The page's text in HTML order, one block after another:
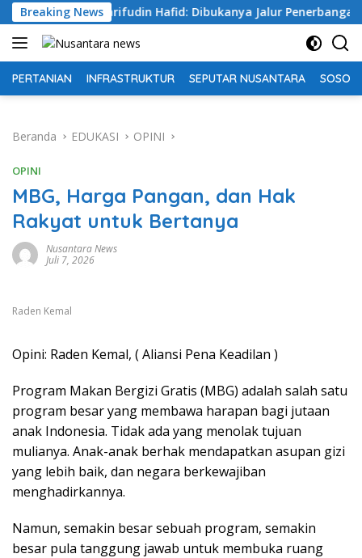
Langsung
ke
konten
Breaking News
Syarifudin Hafid: Dibukanya Jalur Penerbangan Langsung
PERTANIAN INFRASTRUKTUR SEPUTAR NUSANTARA SOSOK
Beranda EDUKASI OPINI
OPINI
MBG, Harga Pangan, dan Hak
Rakyat untuk Bertanya
Nusantara News
Juli 7, 2026
Raden Kemal
Opini: Raden Kemal, ( Aliansi Pena Keadilan )
Program Makan Bergizi Gratis (MBG) adalah salah satu
program besar yang membawa harapan bagi jutaan
anak Indonesia. Tidak ada yang menolak tujuan
mulianya. Anak-anak berhak mendapatkan asupan gizi
yang lebih baik, dan negara berkewajiban
menghadirkannya.
Namun, semakin besar sebuah program, semakin
besar pula tanggung jawab untuk membuka ruang